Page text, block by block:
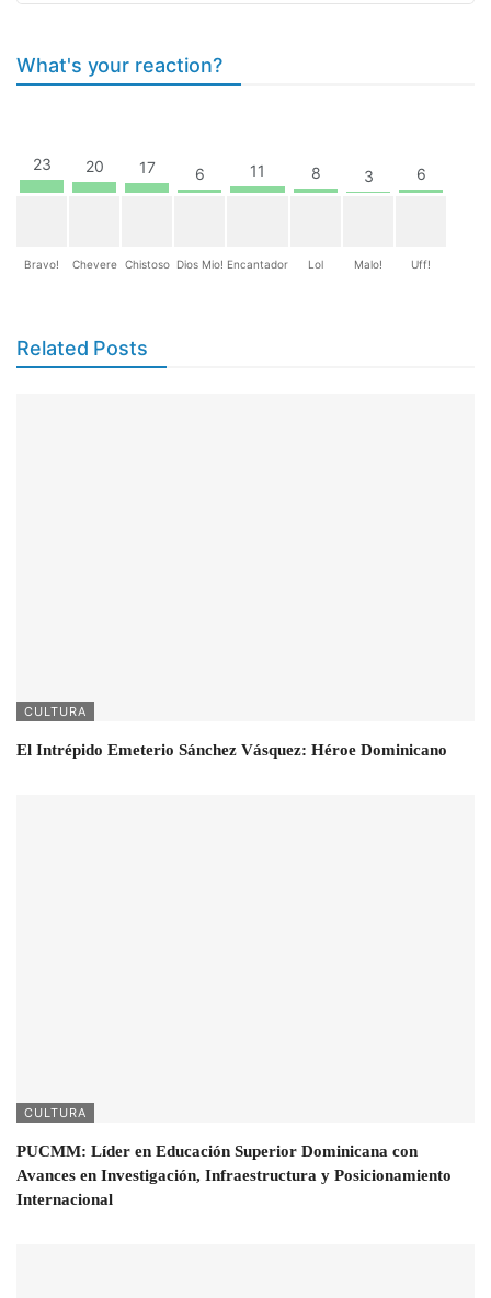
What's your reaction?
23
Bravo!
20
Chevere
17
Chistoso
6
Dios Mio!
11
Encantador
8
Lol
3
Malo!
6
Uff!
Related Posts
CULTURA
El Intrépido Emeterio Sánchez Vásquez: Héroe Dominicano
CULTURA
PUCMM: Líder en Educación Superior Dominicana con
Avances en Investigación, Infraestructura y Posicionamiento
Internacional